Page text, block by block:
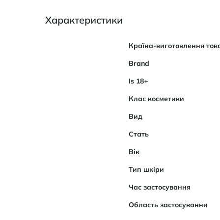
Характеристики
Характеристики
Країна-виготовлення
Brand
Is 18+
Клас косметики
Вид
Стать
Вік
Тип шкіри
Час застосування
Область застосування